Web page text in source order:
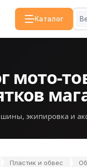
Каталог
мото-
экипировка и
Пластик и обвес